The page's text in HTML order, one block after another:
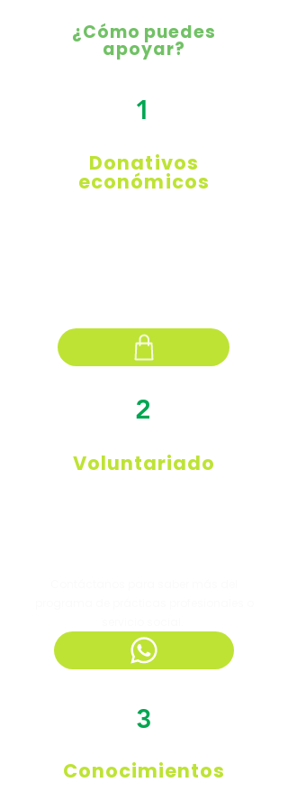
¿Cómo puedes
apoyar?
1
Donativos
económicos
2
Voluntariado
3
Conocimientos